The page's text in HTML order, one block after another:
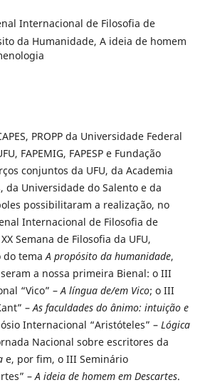
Internacional de Filosofia de
da Humanidade, A ideia de homem
PROPP da Universidade Federal
FAPEMIG, FAPESP e Fundação
conjuntos da UFU, da Academia
da Universidade do Salento e da
possibilitaram a realização, no
Internacional de Filosofia de
Semana de Filosofia da UFU,
tema A propósito da humanidade,
a nossa primeira Bienal: o III
“Vico” – A língua de/em Vico; o III
– As faculdades do ânimo: intuição e
Internacional “Aristóteles” –Lógica
Nacional sobre escritores da
e, por fim, o III Seminário
– A ideia de homem em Descartes.